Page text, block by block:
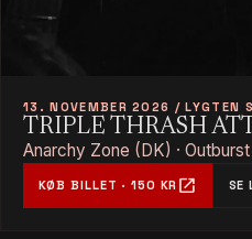
13. NOVEMBER 2026 / LYGTEN
TRIPLE THRASH
Anarchy Zone (DK) ·
KØB BILLET · 150 KR open_in_new SE